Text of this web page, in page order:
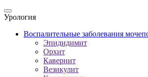
Урология
Воспалительные заболевания
Эпидидимит
Орхит
Кавернит
Везикулит